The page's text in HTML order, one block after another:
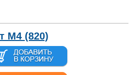
М4 (820)